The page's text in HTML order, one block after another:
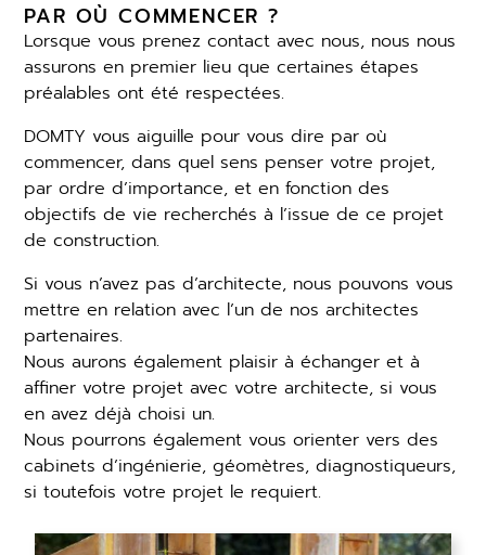
PAR OÙ COMMENCER ?
Lorsque vous prenez contact avec nous, nous nous
assurons en premier lieu que certaines étapes
préalables ont été respectées.
DOMTY vous aiguille pour vous dire par où
commencer, dans quel sens penser votre projet,
par ordre d’importance, et en fonction des
objectifs de vie recherchés à l’issue de ce projet
de construction.
Si vous n’avez pas d’architecte, nous pouvons vous
mettre en relation avec l’un de nos architectes
partenaires.
Nous aurons également plaisir à échanger et à
affiner votre projet avec votre architecte, si vous
en avez déjà choisi un.
Nous pourrons également vous orienter vers des
cabinets d’ingénierie, géomètres, diagnostiqueurs,
si toutefois votre projet le requiert.